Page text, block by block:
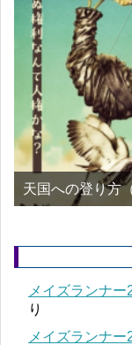
天国への登り方
メイズランナ
り
メイズランナ